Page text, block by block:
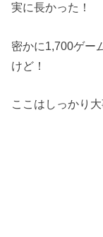
実に長かった！
密かに1,700ゲー
けど！
ここはしっかり